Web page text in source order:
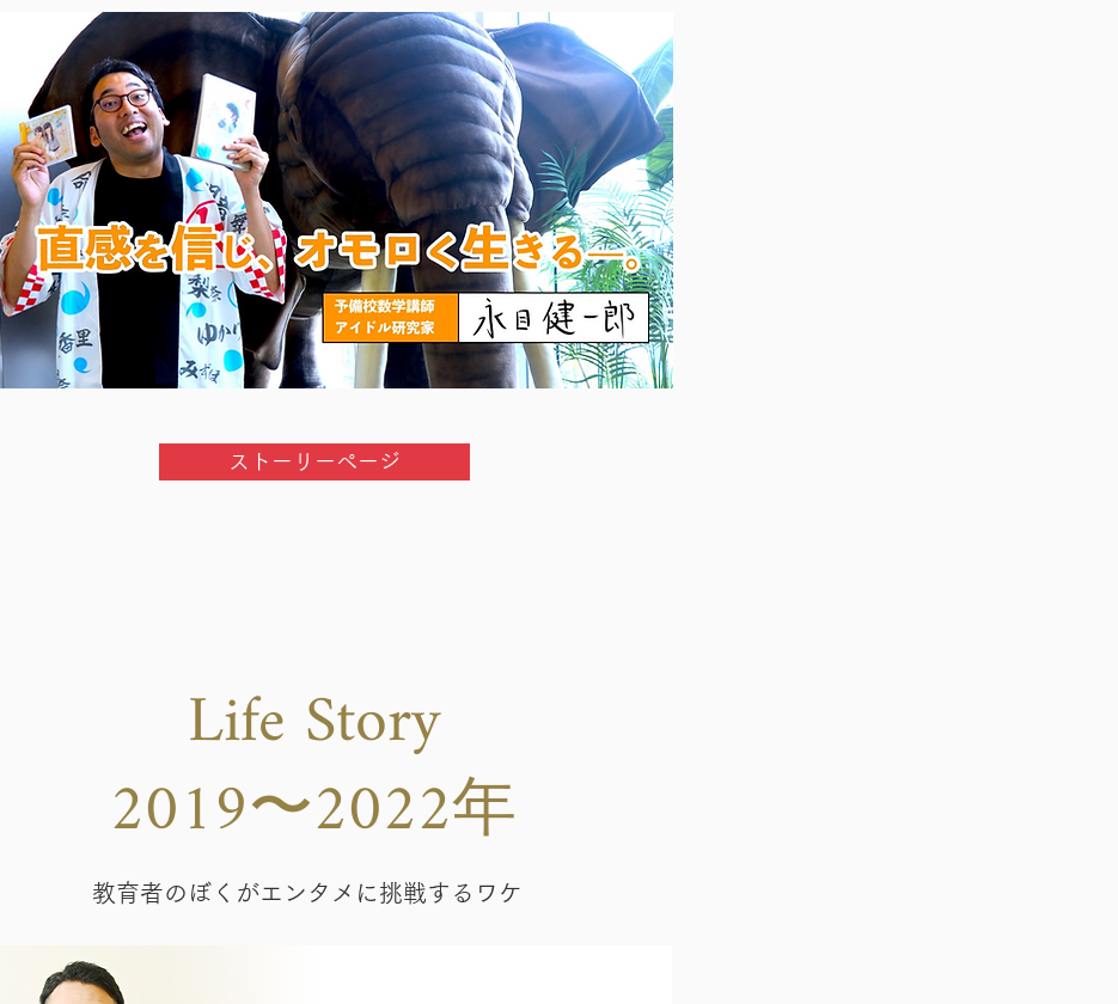
ストーリーページ
Life Story
2019〜2022年
教育者のぼくがエンタメに挑戦するワケ